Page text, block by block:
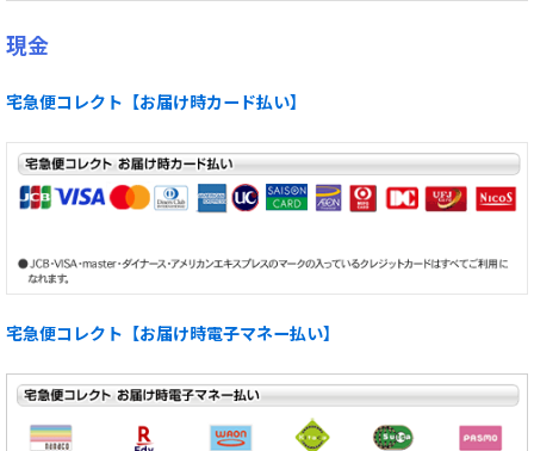
現金
宅急便コレクト【お届け時カード払い】
宅急便コレクト【お届け時電子マネー払い】